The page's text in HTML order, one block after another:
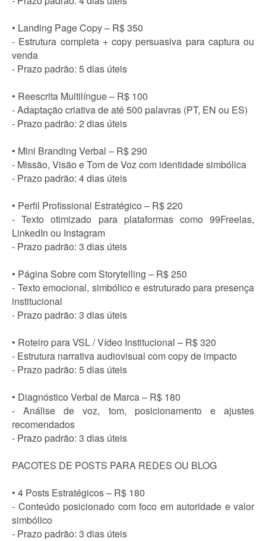
• Landing Page Copy – R$ 350
- Estrutura completa + copy persuasiva para captura ou
venda
- Prazo padrão: 5 dias úteis
• Reescrita Multilíngue – R$ 100
- Adaptação criativa de até 500 palavras (PT, EN ou ES)
- Prazo padrão: 2 dias úteis
• Mini Branding Verbal – R$ 290
- Missão, Visão e Tom de Voz com identidade simbólica
- Prazo padrão: 4 dias úteis
• Perfil Profissional Estratégico – R$ 220
- Texto otimizado para plataformas como 99Freelas,
LinkedIn ou Instagram
- Prazo padrão: 3 dias úteis
• Página Sobre com Storytelling – R$ 250
- Texto emocional, simbólico e estruturado para presença
institucional
- Prazo padrão: 3 dias úteis
• Roteiro para VSL / Vídeo Institucional – R$ 320
- Estrutura narrativa audiovisual com copy de impacto
- Prazo padrão: 5 dias úteis
• Diagnóstico Verbal de Marca – R$ 180
- Análise de voz, tom, posicionamento e ajustes
recomendados
- Prazo padrão: 3 dias úteis
PACOTES DE POSTS PARA REDES OU BLOG
• 4 Posts Estratégicos – R$ 180
- Conteúdo posicionado com foco em autoridade e valor
simbólico
- Prazo padrão: 3 dias úteis